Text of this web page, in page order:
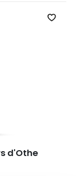
Zet
d'Othe